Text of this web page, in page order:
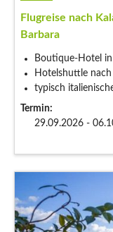
Flugreise nach
Barbara
Boutique-Hotel in
Hotelshuttle nach
typisch
Termin:
29.09.2026 -